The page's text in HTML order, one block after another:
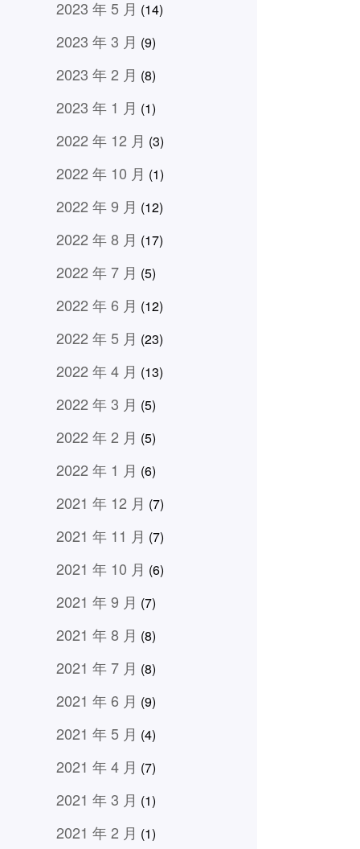
2023 年 5 月 (14)
2023 年 3 月 (9)
2023 年 2 月 (8)
2023 年 1 月 (1)
2022 年 12 月 (3)
2022 年 10 月 (1)
2022 年 9 月 (12)
2022 年 8 月 (17)
2022 年 7 月 (5)
2022 年 6 月 (12)
2022 年 5 月 (23)
2022 年 4 月 (13)
2022 年 3 月 (5)
2022 年 2 月 (5)
2022 年 1 月 (6)
2021 年 12 月 (7)
2021 年 11 月 (7)
2021 年 10 月 (6)
2021 年 9 月 (7)
2021 年 8 月 (8)
2021 年 7 月 (8)
2021 年 6 月 (9)
2021 年 5 月 (4)
2021 年 4 月 (7)
2021 年 3 月 (1)
2021 年 2 月 (1)